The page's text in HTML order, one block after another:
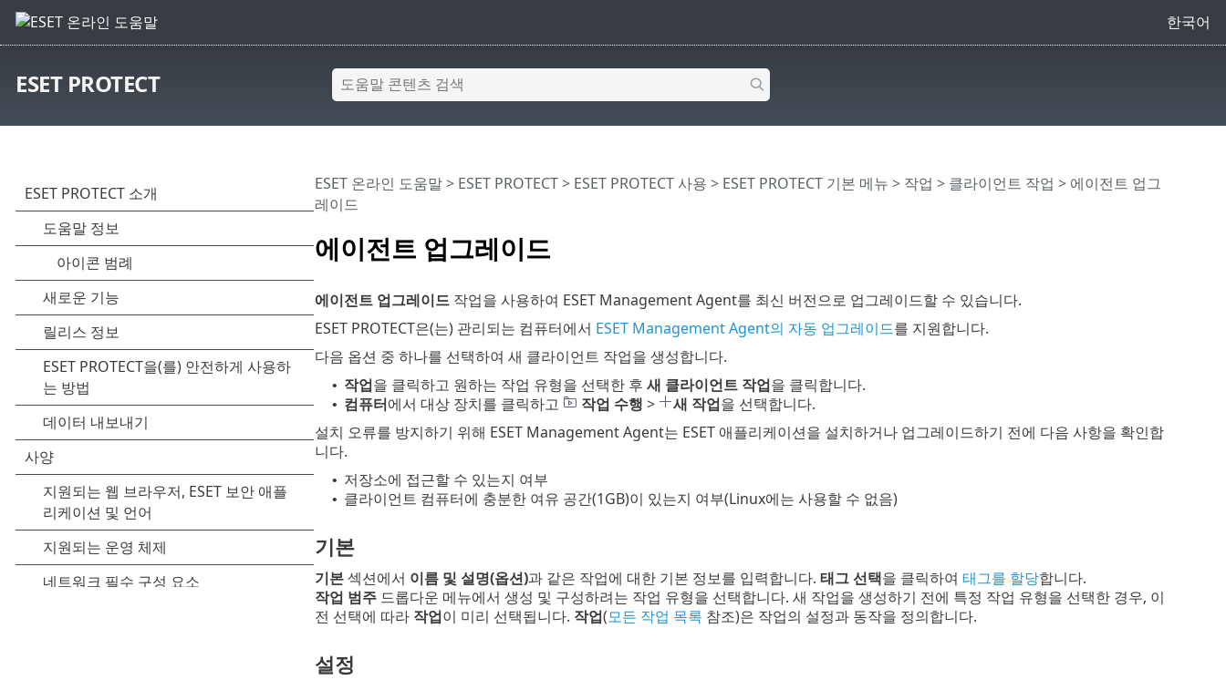
한국어
ESET PROTECT
에이전트 업그레이드
ESET 온라인 도움말> ESET PROTECT> ESET PROTECT 사용 > ESET PROTECT 기본 메뉴 > 작업 > 클라이언트 작업 > 에이전트 업그
레이드
에이전트 업그레이드작업을 사용하여 ESET Management Agent를 최신 버전으로 업그레이드할 수 있습니다.
ESET PROTECT은(는) 관리되는 컴퓨터에서 ESET Management Agent의 자동 업그레이드를 지원합니다.
다음 옵션 중 하나를 선택하여 새 클라이언트 작업을 생성합니다.
• 작업을 클릭하고 원하는 작업 유형을 선택한 후 새 클라이언트 작업을 클릭합니다.
• 컴퓨터에서 대상 장치를 클릭하고 작업 수행 > 새 작업을 선택합니다.
설치 오류를 방지하기 위해 ESET Management Agent는 ESET 애플리케이션을 설치하거나 업그레이드하기 전에 다음 사항을 확인합
니다.
• 저장소에 접근할 수 있는지 여부
• 클라이언트 컴퓨터에 충분한 여유 공간(1GB)이 있는지 여부(Linux에는 사용할 수 없음)
기본
기본섹션에서 이름 및 설명(옵션)과 같은 작업에 대한 기본 정보를 입력합니다. 태그 선택을 클릭하여 태그를 할당합니다.
작업 범주드롭다운 메뉴에서 생성 및 구성하려는 작업 유형을 선택합니다. 새 작업을 생성하기 전에 특정 작업 유형을 선택한 경우, 이
전 선택에 따라 작업이 미리 선택됩니다. 작업(모든 작업 목록 참조)은 작업의 설정과 동작을 정의합니다.
설정